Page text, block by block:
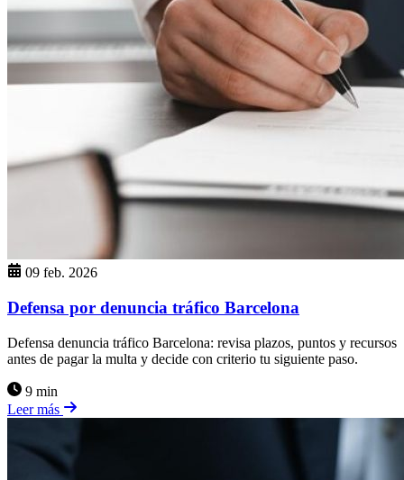
09 feb. 2026
Defensa por denuncia tráfico Barcelona
Defensa denuncia tráfico Barcelona: revisa plazos, puntos y recursos
antes de pagar la multa y decide con criterio tu siguiente paso.
9 min
Leer más